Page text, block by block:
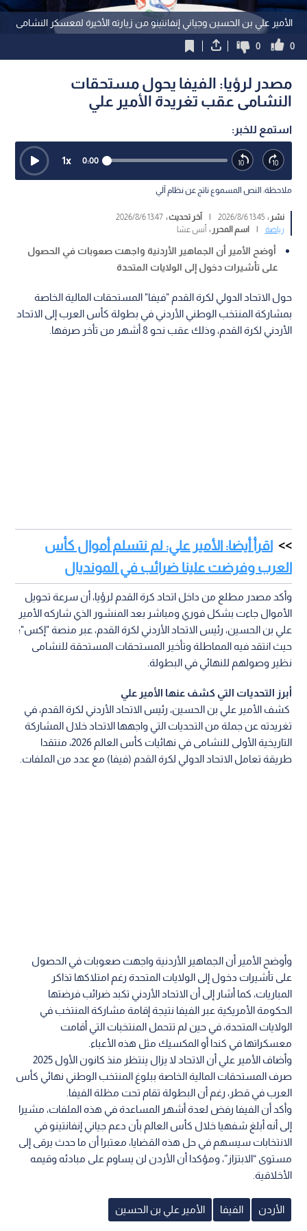
الأمير علي بن الحسين وجياني إنفانتينو من زيارته الأخيرة لمعسكر النشامى
0
0
مصدر لرؤيا: الفيفا يحول مستحقات
النشامى عقب تغريدة الأمير علي
استمع للخبر:
0:00
1x
ملاحظة: النص المسموع ناتج عن نظام آلي
نشر :13:45 2026/8/6
| آخر تحديث :13:47 2026/8/6
رياضة
| اسم المحرر :أنس عشا
أوضح الأمير أن الجماهير الأردنية واجهت صعوبات في الحصول
على تأشيرات دخول إلى الولايات المتحدة
حول الاتحاد الدولي لكرة القدم "فيفا" المستحقات المالية الخاصة
بمشاركة المنتخب الوطني الأردني في بطولة كأس العرب إلى الاتحاد
الأردني لكرة القدم، وذلك عقب نحو 8 أشهر من تأخر صرفها.
اقرأ أيضا: الأمير علي: لم نتسلم أموال كأس
العرب وفرضت علينا ضرائب في المونديال
وأكد مصدر مطلع من داخل اتحاد كرة القدم لرؤيا، أن سرعة تحويل
الأموال جاءت بشكل فوري ومباشر بعد المنشور الذي شاركه الأمير
علي بن الحسين، رئيس الاتحاد الأردني لكرة القدم، عبر منصة "إكس"؛
حيث انتقد فيه المماطلة وتأخير المستحقات المستحقة للنشامى
نظير وصولهم للنهائي في البطولة.
أبرز التحديات التي كشف عنها الأمير علي
كشف الأمير علي بن الحسين، رئيس الاتحاد الأردني لكرة القدم، في
تغريدته عن جملة من التحديات التي واجهها الاتحاد خلال المشاركة
التاريخية الأولى للنشامى في نهائيات كأس العالم 2026، منتقدا
طريقة تعامل الاتحاد الدولي لكرة القدم (فيفا) مع عدد من الملفات.
وأوضح الأمير أن الجماهير الأردنية واجهت صعوبات في الحصول
على تأشيرات دخول إلى الولايات المتحدة رغم امتلاكها تذاكر
المباريات، كما أشار إلى أن الاتحاد الأردني تكبد ضرائب فرضتها
الحكومة الأمريكية عبر الفيفا نتيجة إقامة مشاركة المنتخب في
الولايات المتحدة، في حين لم تتحمل المنتخبات التي أقامت
معسكراتها في كندا أو المكسيك مثل هذه الأعباء.
وأضاف الأمير علي أن الاتحاد لا يزال ينتظر منذ كانون الأول 2025
صرف المستحقات المالية الخاصة ببلوغ المنتخب الوطني نهائي كأس
العرب في قطر، رغم أن البطولة تقام تحت مظلة الفيفا.
وأكد أن الفيفا رفض لعدة أشهر المساعدة في هذه الملفات، مشيرا
إلى أنه أبلغ شفهيا خلال كأس العالم بأن دعم جياني إنفانتينو في
الانتخابات سيسهم في حل هذه القضايا، معتبرا أن ما حدث يرقى إلى
مستوى “الابتزاز”، ومؤكدا أن الأردن لن يساوم على مبادئه وقيمه
الأخلاقية.
الأردن الفيفا الأمير علي بن الحسين